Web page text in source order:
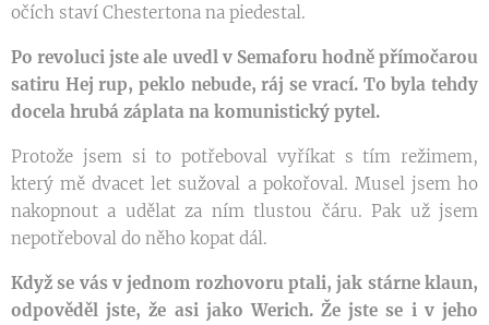
očích staví Chestertona na piedestal.
Po revoluci jste ale uvedl v Semaforu hodně přímočarou
satiru Hej rup, peklo nebude, ráj se vrací. To byla tehdy
docela hrubá záplata na komunistický pytel.
Protože jsem si to potřeboval vyříkat s tím režimem,
který mě dvacet let sužoval a pokořoval. Musel jsem ho
nakopnout a udělat za ním tlustou čáru. Pak už jsem
nepotřeboval do něho kopat dál.
Když se vás v jednom rozhovoru ptali, jak stárne klaun,
odpověděl jste, že asi jako Werich. Že jste se i v jeho